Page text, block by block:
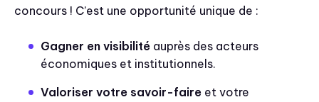
concours ! C’est une opportunité unique de :
Gagner en visibilité auprès des acteurs
économiques et institutionnels.
Valoriser votre savoir-faire et votre